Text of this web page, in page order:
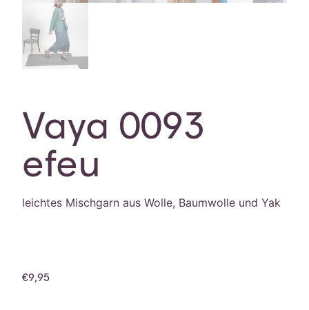
Vaya 0093
efeu
leichtes Mischgarn aus Wolle, Baumwolle und Yak
€9,95